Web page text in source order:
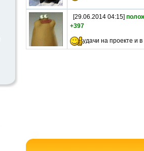
[29.06.2014 04:15]
+397
удачи на проекте и